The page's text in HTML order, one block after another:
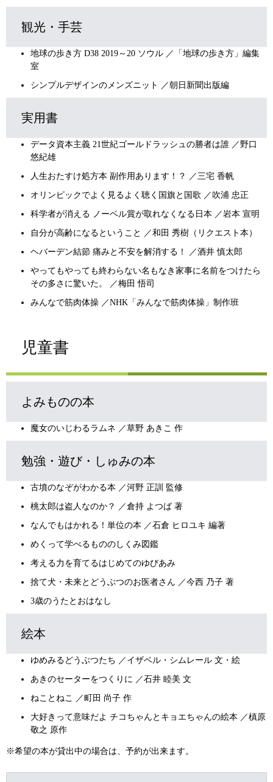
観光・手芸
地球の歩き方 D38 2019～20 ソウル ／「地球の歩き方」編集
室
シンプルデザインのメンズニット ／朝日新聞出版編
実用書
データ資本主義 21世紀ゴールドラッシュの勝者は誰 ／野口
悠紀雄
人生おたすけ処方本 副作用あります！？ ／三宅 香帆
オリンピックでよく見るよく聴く国旗と国歌 ／吹浦 忠正
科学者が消える ノーベル賞が取れなくなる日本 ／岩本 宣明
自分が高齢になるということ ／和田 秀樹（リクエスト本）
ヘバーデン結節 痛みと不安を解消する！ ／酒井 慎太郎
やってもやっても終わらない名もなき家事に名前をつけたら
その多さに驚いた。 ／梅田 悟司
みんなで筋肉体操 ／NHK「みんなで筋肉体操」制作班
児童書
よみものの本
魔女のいじわるラムネ ／草野 あきこ 作
勉強・遊び・しゅみの本
古墳のなぞがわかる本 ／河野 正訓 監修
桃太郎は盗人なのか？ ／倉持 よつば 著
なんでもはかれる！単位の本 ／石倉 ヒロユキ 編著
めくって学べるもののしくみ図鑑
考える力を育てるはじめてのゆびあみ
捨て犬・未来とどうぶつのお医者さん ／今西 乃子 著
3歳のうたとおはなし
絵本
ゆめみるどうぶつたち ／イザベル・シムレール 文・絵
あきのセーターをつくりに ／石井 睦美 文
ねことねこ ／町田 尚子 作
大好きって意味だよ チコちゃんとキョエちゃんの絵本 ／槙原
敬之 原作
※希望の本が貸出中の場合は、予約が出来ます。